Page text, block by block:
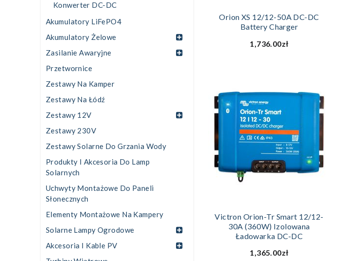
Konwerter DC-DC
Akumulatory LiFePO4
Akumulatory Żelowe
Zasilanie Awaryjne
Przetwornice
Zestawy Na Kamper
Zestawy Na Łódź
Zestawy 12V
Zestawy 230V
Zestawy Solarne Do Grzania Wody
Produkty I Akcesoria Do Lamp
Solarnych
Uchwyty Montażowe Do Paneli
Słonecznych
Elementy Montażowe Na Kampery
Solarne Lampy Ogrodowe
Akcesoria I Kable PV
Orion XS 12/12-50A DC-DC
Battery Charger
1,736.00zł
Victron Orion-Tr Smart 12/12-
30A (360W) Izolowana
Ładowarka DC-DC
1,365.00zł